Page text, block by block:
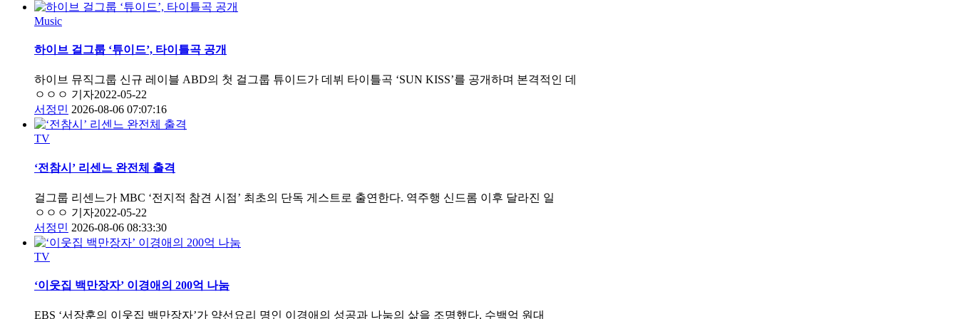
Music
하이브 걸그룹 ‘튜이드’, 타이틀곡 공개
하이브 뮤직그룹 신규 레이블 ABD의 첫 걸그룹 튜이드가 데뷔 타이틀곡 ‘SUN KISS’를 공개하며 본격적인 데
ㅇㅇㅇ 기자2022-05-22
서정민 2026-08-06 07:07:16
TV
‘전참시’ 리센느 완전체 출격
걸그룹 리센느가 MBC ‘전지적 참견 시점’ 최초의 단독 게스트로 출연한다. 역주행 신드롬 이후 달라진 일
ㅇㅇㅇ 기자2022-05-22
서정민 2026-08-06 08:33:30
TV
‘이웃집 백만장자’ 이경애의 200억 나눔
EBS ‘서장훈의 이웃집 백만장자’가 약선요리 명인 이경애의 성공과 나눔의 삶을 조명했다. 수백억 원대